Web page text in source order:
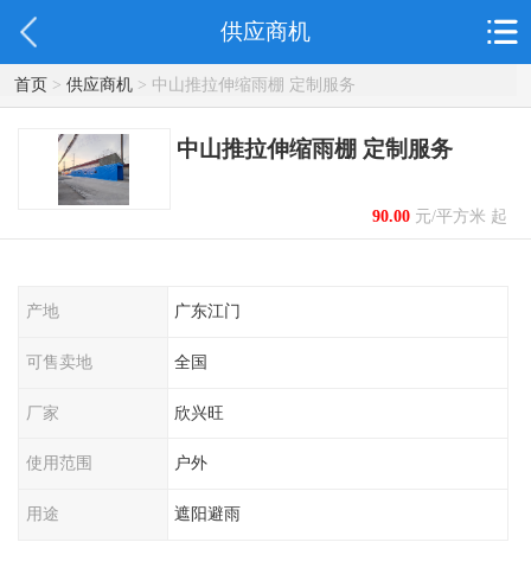
供应商机
首页> 供应商机> 中山推拉伸缩雨棚 定制服务
中山推拉伸缩雨棚 定制服务
90.00元/平方米 起
产地 广东江门
可售卖地 全国
厂家 欣兴旺
使用范围 户外
用途 遮阳避雨